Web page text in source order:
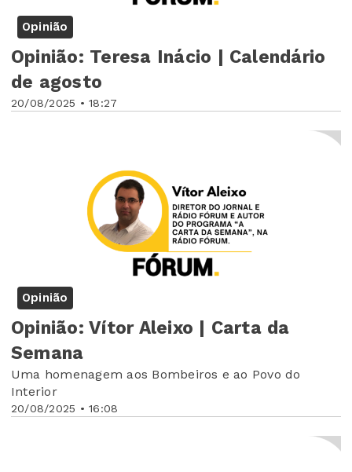
Opinião
20/08/2025 • 18:27
Opinião: Teresa Inácio | Calendário
de agosto
Opinião
20/08/2025 • 16:08
Opinião: Vítor Aleixo | Carta da
Semana
Uma homenagem aos Bombeiros e ao Povo do
Interior